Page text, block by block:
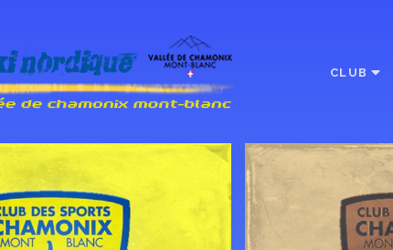
CLUB